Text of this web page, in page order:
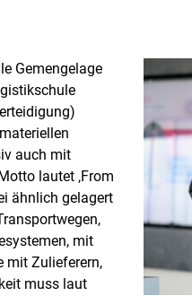
Gemengelage
auch mit
lautet ‚From
ähnlich gelagert
mit
mit Zulieferern,
muss laut